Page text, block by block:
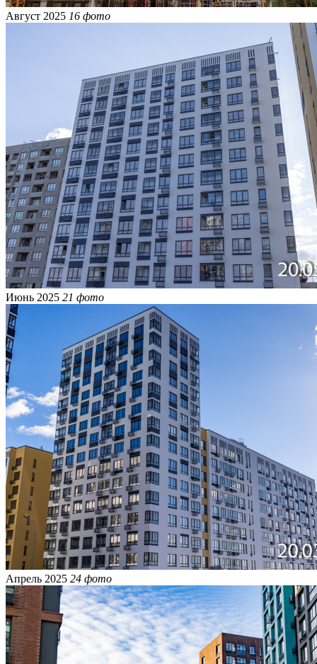
Август 2025 16 фото
Июнь 2025 21 фото
Апрель 2025 24 фото